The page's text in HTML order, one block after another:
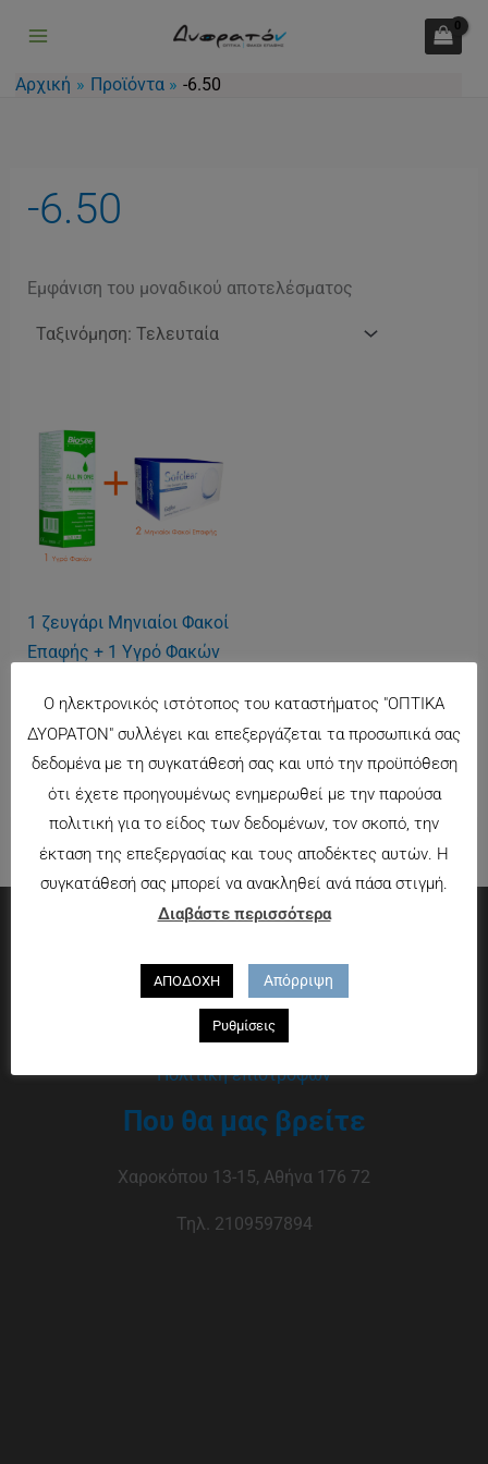
περιεχόμενο
Αρχική Προϊόντα -6.50
-6.50
Εμφάνιση του μοναδικού αποτελέσματος
1 ζευγάρι Μηνιαίοι Φακοί
Επαφής + 1 Υγρό Φακών
9.90 €
Πληροφορίες
Τρόποι πληρωμής
Τρόποι αποστολής
Πολιτική επιστροφών
Που θα μας βρείτε
Χαροκόπου 13-15, Αθήνα 176 72
Τηλ. 2109597894
Ο ηλεκτρονικός ιστότοπος του καταστήματος "ΟΠΤΙΚΑ
ΔΥΟΡΑΤΟΝ" συλλέγει και επεξεργάζεται τα προσωπικά σας
δεδομένα με τη συγκατάθεσή σας και υπό την προϋπόθεση
ότι έχετε προηγουμένως ενημερωθεί με την παρούσα
πολιτική για το είδος των δεδομένων, τον σκοπό, την
έκταση της επεξεργασίας και τους αποδέκτες αυτών. Η
συγκατάθεσή σας μπορεί να ανακληθεί ανά πάσα στιγμή.
Διαβάστε περισσότερα
ΑΠΟΔΟΧΗ Απόρριψη
Ρυθμίσεις